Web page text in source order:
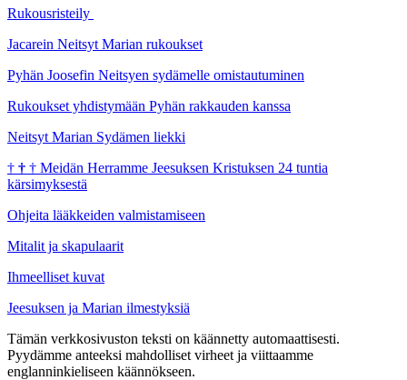
Rukousristeily
Jacarein Neitsyt Marian rukoukset
Pyhän Joosefin Neitsyen sydämelle omistautuminen
Rukoukset yhdistymään Pyhän rakkauden kanssa
Neitsyt Marian Sydämen liekki
† † † Meidän Herramme Jeesuksen Kristuksen 24 tuntia
kärsimyksestä
Ohjeita lääkkeiden valmistamiseen
Mitalit ja skapulaarit
Ihmeelliset kuvat
Jeesuksen ja Marian ilmestyksiä
Tämän verkkosivuston teksti on käännetty automaattisesti.
Pyydämme anteeksi mahdolliset virheet ja viittaamme
englanninkieliseen käännökseen.